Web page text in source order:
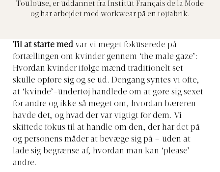
Toulouse, er uddannet fra Institut Français de la Mode
og har arbejdet med workwear på en tøjfabrik.
Til at starte medvar vi meget fokuserede på
fortællingen om kvinder gennem ‘the male gaze’:
Hvordan kvinder ifølge mænd traditionelt set
skulle opføre sig og se ud. Dengang syntes vi ofte,
at ‘kvinde’-undertøj handlede om at gøre sig sexet
for andre og ikke så meget om, hvordan bæreren
havde det, og hvad der var vigtigt for dem. Vi
skiftede fokus til at handle om den, der har det på
og personens måder at bevæge sig på – uden at
lade sig begrænse af, hvordan man kan ‘please’
andre.